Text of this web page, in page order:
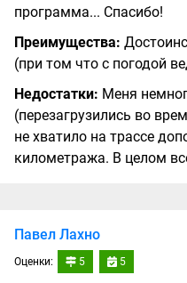
программа... Спасибо!
Преимущества:
(при том что с погодой
Недостатки: Меня
(перезагрузились во
не хватило на трассе
километража. В целом
Павел Лахно
Оценки: 5 5